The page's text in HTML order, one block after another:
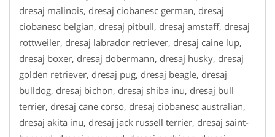
dresaj malinois, dresaj ciobanesc german, dresaj
ciobanesc belgian, dresaj pitbull, dresaj amstaff, dresaj
rottweiler, dresaj labrador retriever, dresaj caine lup,
dresaj boxer, dresaj dobermann, dresaj husky, dresaj
golden retriever, dresaj pug, dresaj beagle, dresaj
bulldog, dresaj bichon, dresaj shiba inu, dresaj bull
terrier, dresaj cane corso, dresaj ciobanesc australian,
dresaj akita inu, dresaj jack russell terrier, dresaj saint-